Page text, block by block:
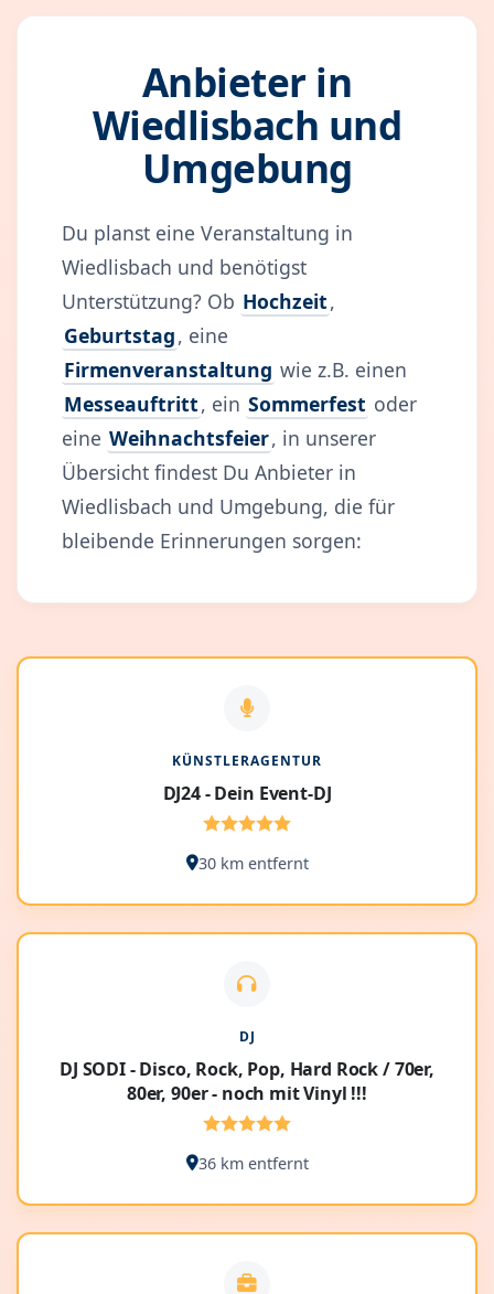
Anbieter in
Wiedlisbach und
Umgebung
Du planst eine Veranstaltung in
Wiedlisbach und benötigst
Unterstützung? Ob Hochzeit,
Geburtstag, eine
Firmenveranstaltung wie z.B. einen
Messeauftritt, ein Sommerfest oder
eine Weihnachtsfeier, in unserer
Übersicht findest Du Anbieter in
Wiedlisbach und Umgebung, die für
bleibende Erinnerungen sorgen:
KÜNSTLERAGENTUR
DJ24 - Dein Event-DJ
30 km entfernt
DJ
DJ SODI - Disco, Rock, Pop, Hard Rock / 70er,
80er, 90er - noch mit Vinyl !!!
36 km entfernt